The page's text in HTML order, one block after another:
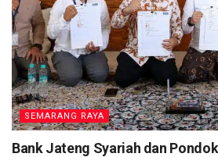
SEMARANG RAYA
Bank Jateng Syariah dan